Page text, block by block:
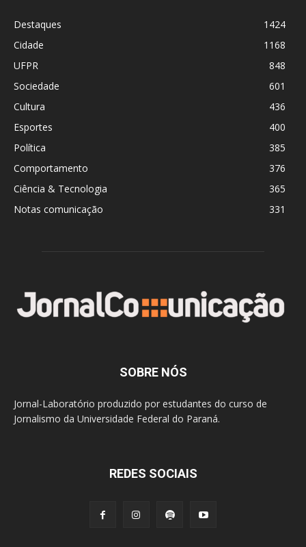
Destaques
1424
Cidade
1168
UFPR
848
Sociedade
601
Cultura
436
Esportes
400
Política
385
Comportamento
376
Ciência & Tecnologia
365
Notas comunicação
331
SOBRE NÓS
Jornal-Laboratório produzido por estudantes do curso de
Jornalismo da Universidade Federal do Paraná.
REDES SOCIAIS